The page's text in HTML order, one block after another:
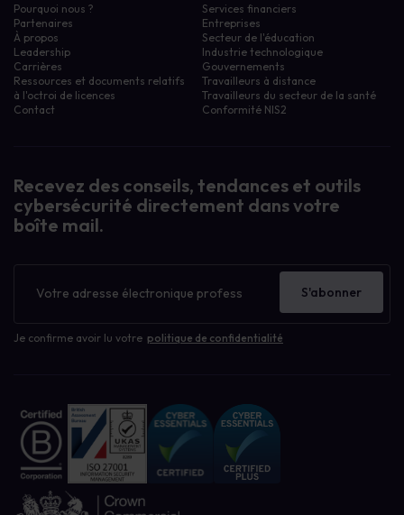
Pourquoi nous ?
Partenaires
À propos
Leadership
Carrières
Ressources et documents relatifs
à l'octroi de licences
Contact
Services financiers
Entreprises
Secteur de l'éducation
Industrie technologique
Gouvernements
Travailleurs à distance
Travailleurs du secteur de la santé
Conformité NIS2
Recevez des conseils, tendances et outils
cybersécurité directement dans votre
boîte mail.
d'information
Je confirme avoir lu votre politique de confidentialité
S'abonner